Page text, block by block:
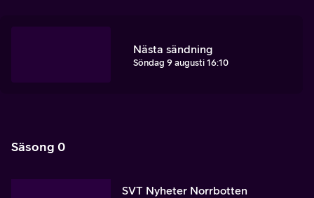
Nästa sändning
Söndag 9 augusti 16:10
Säsong 0
SVT Nyheter Norrbotten